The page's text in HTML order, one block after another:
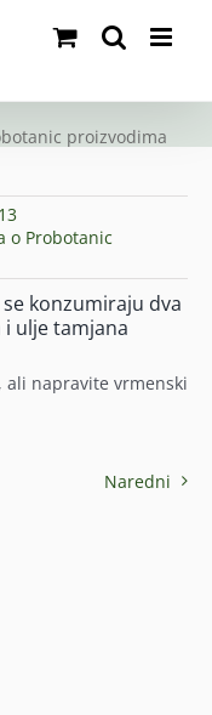
proizvodima
o Probotanic
konzumiraju dva
ulje tamjana
ali napravite vrmenski
Naredni